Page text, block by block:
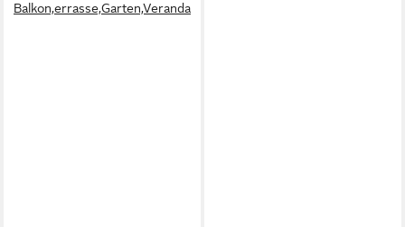
Balkon,errasse,Garten,Veranda